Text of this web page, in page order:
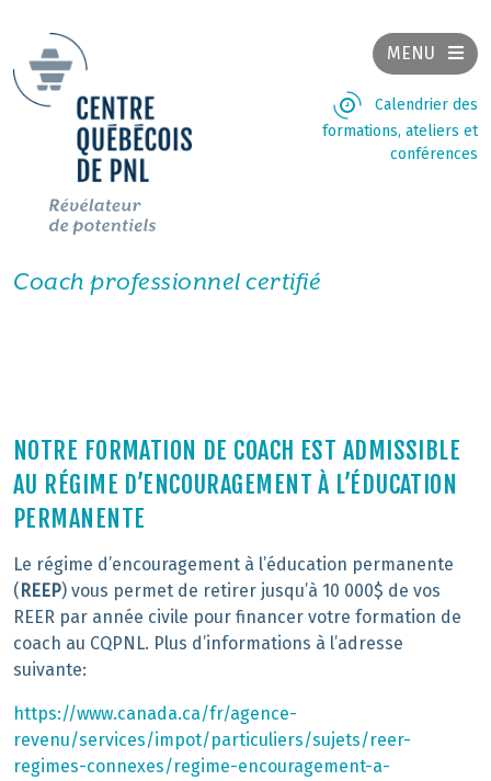
MENU
Calendrier des
formations, ateliers et
conférences
Coach professionnel certifié
NOTRE FORMATION DE COACH EST ADMISSIBLE
AU RÉGIME D’ENCOURAGEMENT À L’ÉDUCATION
PERMANENTE
Le régime d’encouragement à l’éducation permanente
( REEP) vous permet de retirer jusqu’à 10 000$ de vos
REER par année civile pour financer votre formation de
coach au CQPNL. Plus d’informations à l’adresse
suivante:
https://www.canada.ca/fr/agence-
revenu/services/impot/particuliers/sujets/reer-
regimes-connexes/regime-encouragement-a-